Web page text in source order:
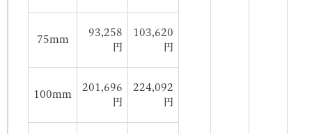
75mm
93,258
円
103,620
円
100mm
201,696
円
224,092
円